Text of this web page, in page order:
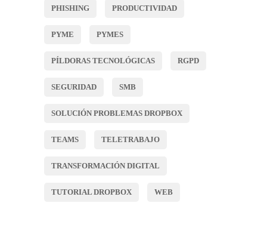
PHISHING PRODUCTIVIDAD
PYME PYMES
PÍLDORAS TECNOLÓGICAS RGPD
SEGURIDAD SMB
SOLUCIÓN PROBLEMAS DROPBOX
TEAMS TELETRABAJO
TRANSFORMACIÓN DIGITAL
TUTORIAL DROPBOX WEB